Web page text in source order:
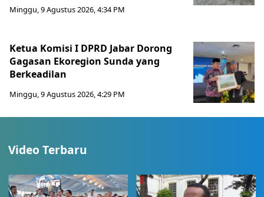
Minggu, 9 Agustus 2026, 4:34 PM
Ketua Komisi I DPRD Jabar Dorong
Gagasan Ekoregion Sunda yang
Berkeadilan
Minggu, 9 Agustus 2026, 4:29 PM
Video Terbaru